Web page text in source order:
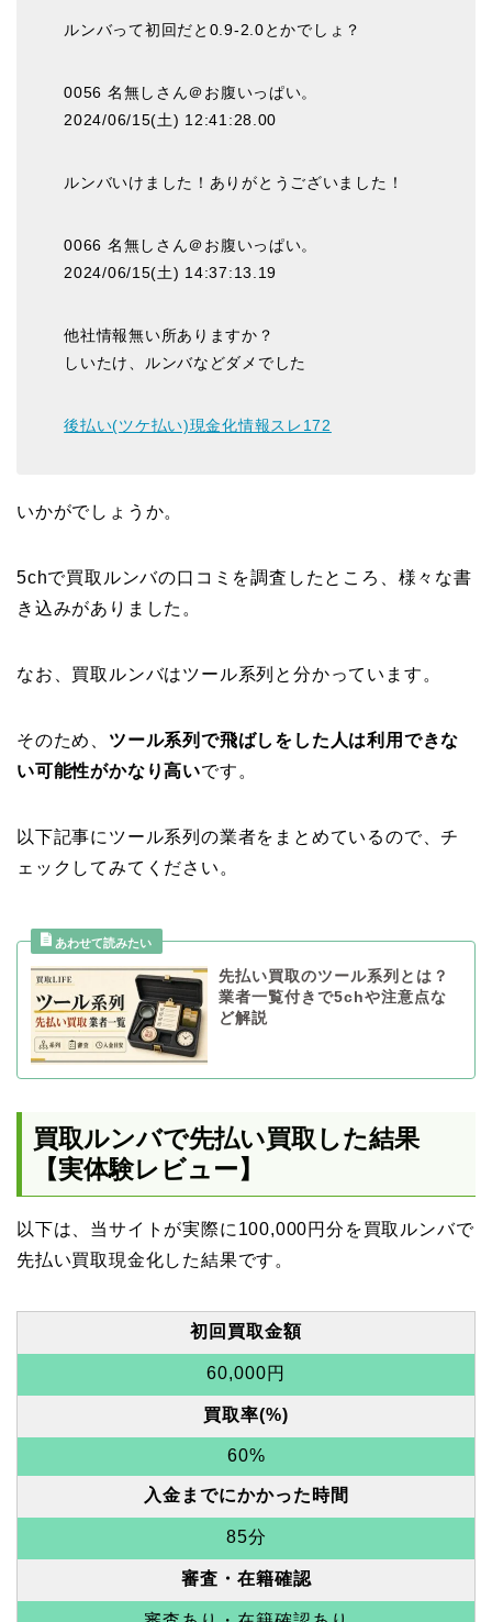
ルンバって初回だと0.9-2.0とかでしょ？
0056 名無しさん＠お腹いっぱい。
2024/06/15(土) 12:41:28.00
ルンバいけました！ありがとうございました！
0066 名無しさん＠お腹いっぱい。
2024/06/15(土) 14:37:13.19
他社情報無い所ありますか？
しいたけ、ルンバなどダメでした
後払い(ツケ払い)現金化情報スレ172
いかがでしょうか。
5chで買取ルンバの口コミを調査したところ、様々な書
き込みがありました。
なお、買取ルンバはツール系列と分かっています。
そのため、 ツール系列で飛ばしをした人は利用できな
い可能性がかなり高いです。
以下記事にツール系列の業者をまとめているので、チ
ェックしてみてください。
先払い買取のツール系列とは？
業者一覧付きで5chや注意点な
ど解説
買取ルンバで先払い買取した結果
【実体験レビュー】
以下は、当サイトが実際に100,000円分を買取ルンバで
先払い買取現金化した結果です。
初回買取金額
60,000円
買取率(%)
60%
入金までにかかった時間
85分
審査・在籍確認